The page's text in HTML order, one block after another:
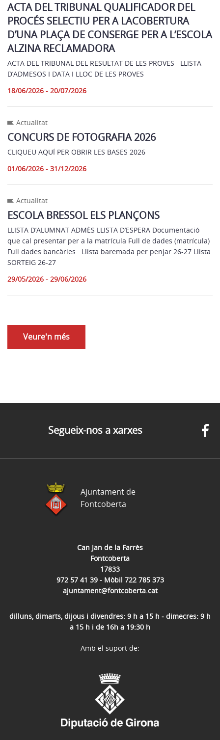
ACTA DEL TRIBUNAL QUALIFICADOR DEL
PROCÉS SELECTIU PER A LACOBERTURA
D’UNA PLAÇA DE CONSERGE PER A L’ESCOLA
ALZINA RECLAMADORA
ACTA DEL TRIBUNAL DEL RESULTAT DE LES PROVES LLISTA
D’ADMESOS I DATA I LLOC DE LES PROVES
18/06/2026 - 20/07/2026
Actualitat
CONCURS DE FOTOGRAFIA 2026
CLIQUEU AQUÍ PER OBRIR LES BASES 2026
01/06/2026 - 31/12/2026
Actualitat
ESCOLA BRESSOL ELS PLANÇONS
LLISTA D’ALUMNAT ADMÈS LLISTA D’ESPERA Documentació
que cal presentar per a la matrícula Full de dades (matrícula)
Full dades bancàries Llista baremada per penjar 26-27 Llista
SORTEIG 26-27
29/05/2026 - 29/06/2026
Veure'n més
Segueix-nos a xarxes
Can Jan de la Farrès
Fontcoberta
17833
972 57 41 39 - Mòbil 722 785 373
ajuntament@fontcoberta.cat
dilluns, dimarts, dijous i divendres: 9 h a 15 h - dimecres: 9 h
a 15 h i de 16h a 19:30 h
Ajuntament de
Fontcoberta
Amb el suport de: